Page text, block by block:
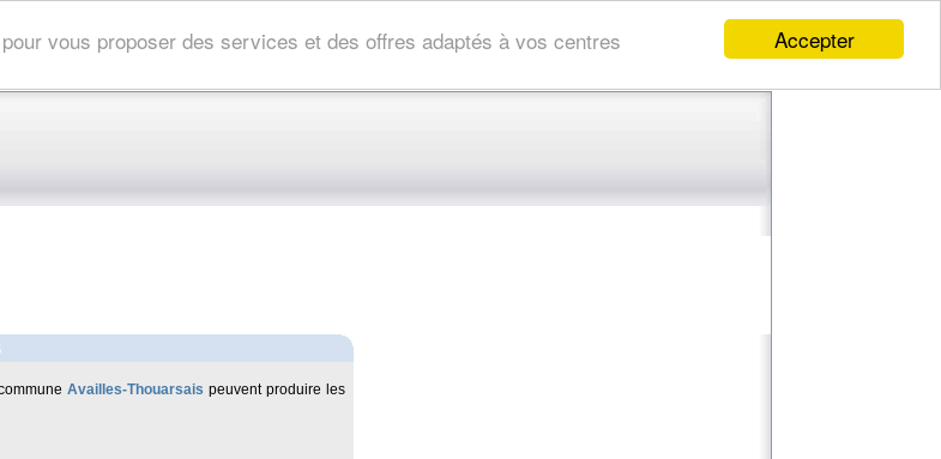
Accepter
vous proposer des services et des offres adaptés à vos centres
Availles-Thouarsais peuvent produire les